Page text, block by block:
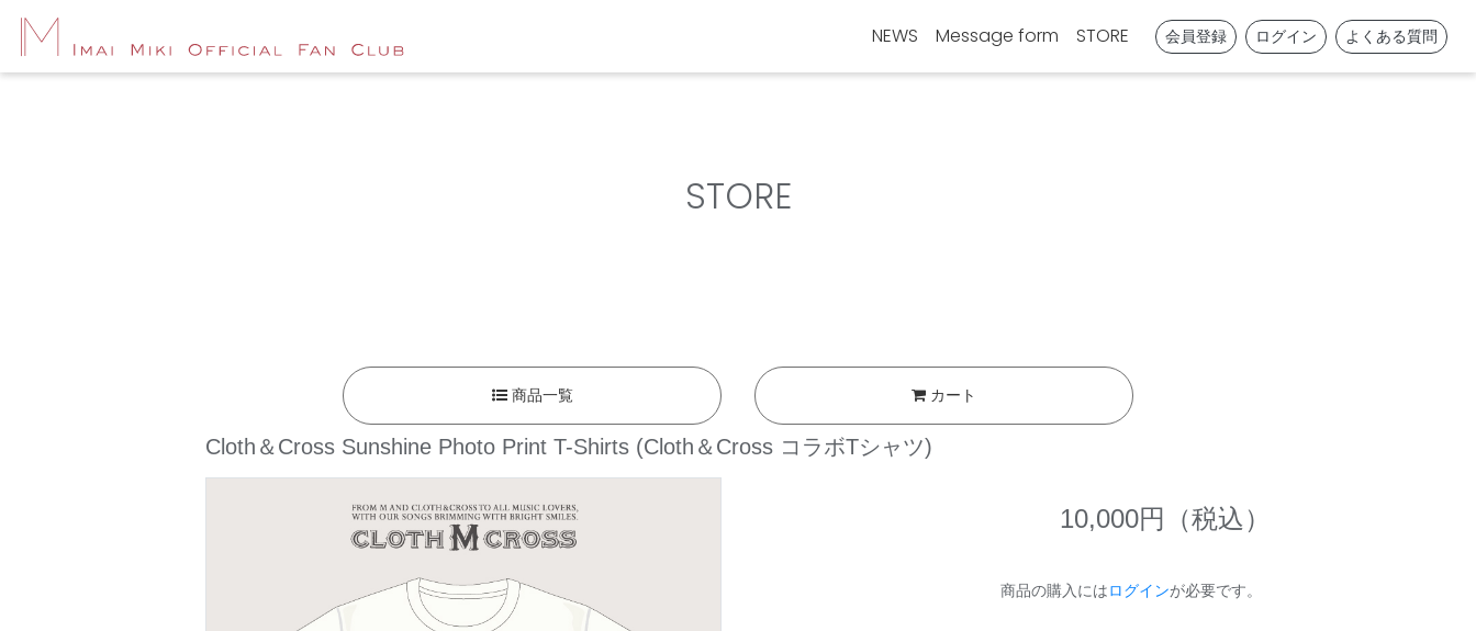
NEWS Message form STORE 会員登録 ログイン よくある質問
STORE
商品一覧 カート
Cloth＆Cross Sunshine Photo Print T-Shirts (Cloth＆Cross コラボTシャツ)
10,000円（税込）
商品の購入にはログインが必要です。